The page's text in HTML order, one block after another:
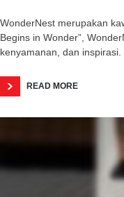
WonderNest merupakan
Begins in Wonder”,
kenyamanan, dan
READ MORE